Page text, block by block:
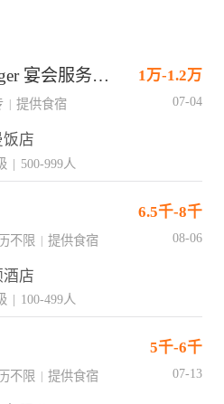
Banquet Service Manager 宴会服务经理 1万-1.2万
提供食宿 07-04
店
| 500-999人
6.5千-8千
不限 | 提供食宿 08-06
店
| 100-499人
5千-6千
不限 提供食宿 07-13